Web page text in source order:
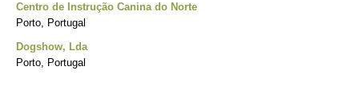
Centro de Instrução Canina do Norte
Porto, Portugal
Dogshow, Lda
Porto, Portugal